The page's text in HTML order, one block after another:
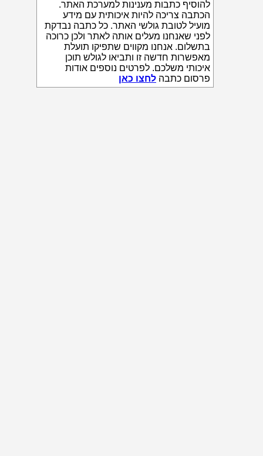
להוסיף כתבות מענינות למערכת האתר.
הכתבה צריכה להיות איכותית עם מידע
מועיל לטובת גולשי האתר. כל כתבה נבדקת
לפני שאנחנו מעלים אותה לאתר ולכן כרוכה
בתשלום. אנחנו מקווים שתפיקו תועלת
מאפשרות חדשה זו ותביאו לגולש תוכן
איכותי משלכם. לפרטים נוספים אודות
פרסום כתבה לחצו כאן